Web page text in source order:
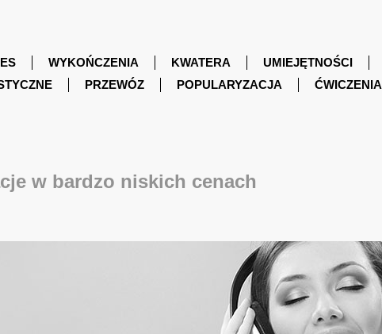
WYKOŃCZENIA KWATERA UMIEJĘTNOŚCI
PRZEWÓZ POPULARYZACJA ĆWICZENIA
w bardzo niskich cenach